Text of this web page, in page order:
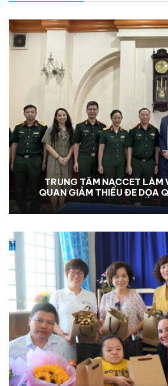
TRUNG TÂM NACCET LÀM
QUAN GIẢM THIỂU ĐE DỌA
HOA KỲ